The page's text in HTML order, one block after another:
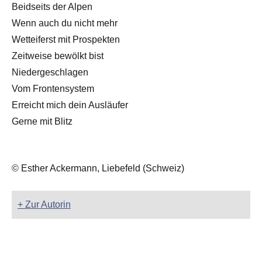
Beidseits der Alpen
Wenn auch du nicht mehr
Wetteiferst mit Prospekten
Zeitweise bewölkt bist
Niedergeschlagen
Vom Frontensystem
Erreicht mich dein Ausläufer
Gerne mit Blitz
© Esther Ackermann, Liebefeld (Schweiz)
+ Zur Autorin